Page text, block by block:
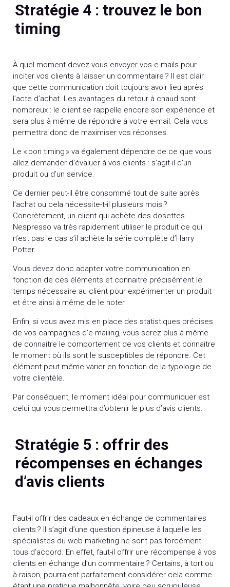
Stratégie 4 : trouvez le bon
timing
À quel moment devez-vous envoyer vos e-mails pour
inciter vos clients à laisser un commentaire ? Il est clair
que cette communication doit toujours avoir lieu après
l’acte d’achat. Les avantages du retour à chaud sont
nombreux : le client se rappelle encore son expérience et
sera plus à même de répondre à votre e-mail. Cela vous
permettra donc de maximiser vos réponses.
Le « bon timing » va également dépendre de ce que vous
allez demander d’évaluer à vos clients : s’agit-il d’un
produit ou d’un service.
Ce dernier peut-il être consommé tout de suite après
l’achat ou cela nécessite-t-il plusieurs mois ?
Concrètement, un client qui achète des dosettes
Nespresso va très rapidement utiliser le produit ce qui
n’est pas le cas s’il achète la série complète d’Harry
Potter.
Vous devez donc adapter votre communication en
fonction de ces éléments et connaitre précisément le
temps nécessaire au client pour expérimenter un produit
et être ainsi à même de le noter.
Enfin, si vous avez mis en place des statistiques précises
de vos campagnes d’e-mailing, vous serez plus à même
de connaitre le comportement de vos clients et connaitre
le moment où ils sont le susceptibles de répondre. Cet
élément peut même varier en fonction de la typologie de
votre clientèle.
Par conséquent, le moment idéal pour communiquer est
celui qui vous permettra d’obtenir le plus d’avis clients.
Stratégie 5 : offrir des
récompenses en échanges
d’avis clients
Faut-il offrir des cadeaux en échange de commentaires
clients ? Il s’agit d’une question épineuse à laquelle les
spécialistes du web marketing ne sont pas forcément
tous d’accord. En effet, faut-il offrir une récompense à vos
clients en échange d’un commentaire ? Certains, à tort ou
à raison, pourraient parfaitement considérer cela comme